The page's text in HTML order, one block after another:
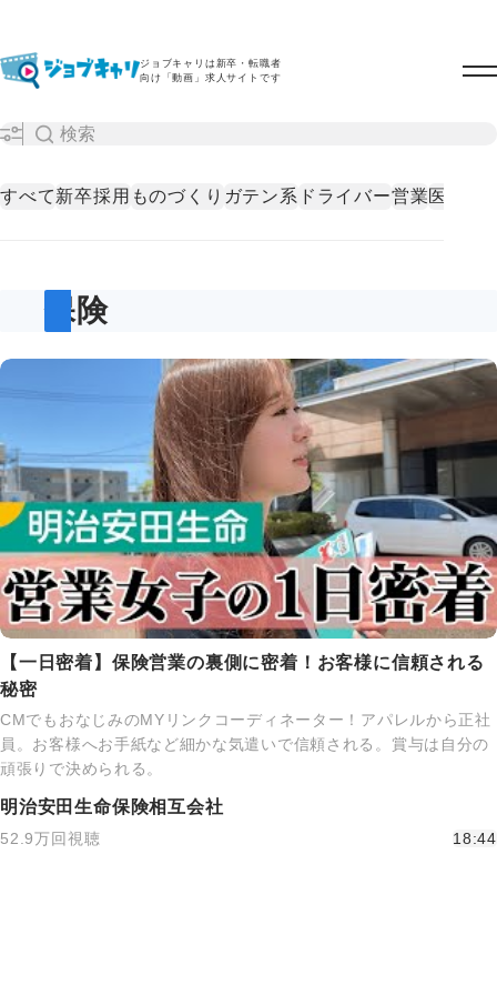
ジョブキャリは新卒・転職者
向け「動画」求人サイトです
すべて新卒採用 ものづくり ガテン系 ドライバー営業医療・
保険
【一日密着】保険営業の裏側に密着！お客様に信頼される
秘密
CMでもおなじみのMYリンクコーディネーター！アパレルから正社
員。お客様へお手紙など細かな気遣いで信頼される。賞与は自分の
頑張りで決められる。
明治安田生命保険相互会社
52.9万回視聴 18:44